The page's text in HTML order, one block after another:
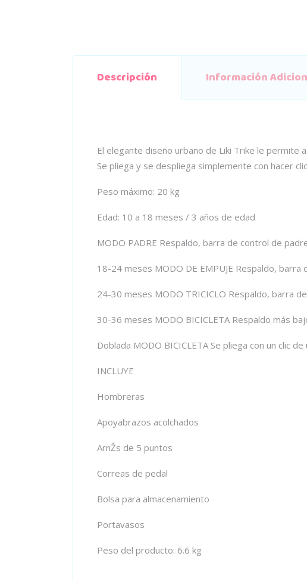
Descripción Información
El elegante diseño urbano de Liki Trike le permite
Se pliega y se despliega simplemente con hacer
Peso máximo: 20 kg
Edad: 10 a 18 meses / 3 años de edad
MODO PADRE Respaldo, barra de control de
18-24 meses MODO DE EMPUJE Respaldo,
24-30 meses MODO TRICICLO Respaldo, barra
30-36 meses MODO BICICLETA Respaldo más
Doblada MODO BICICLETA Se pliega con un clic
INCLUYE
Hombreras
Apoyabrazos acolchados
ArnŽs de 5 puntos
Correas de pedal
Bolsa para almacenamiento
Portavasos
Peso del producto: 6.6 kg